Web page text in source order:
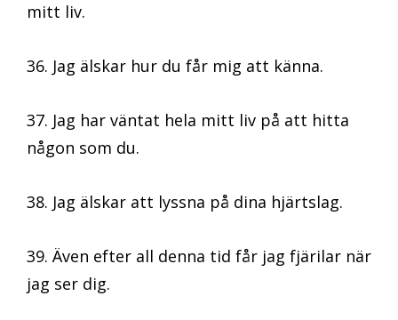
mitt liv.
36. Jag älskar hur du får mig att känna.
37. Jag har väntat hela mitt liv på att hitta
någon som du.
38. Jag älskar att lyssna på dina hjärtslag.
39. Även efter all denna tid får jag fjärilar när
jag ser dig.